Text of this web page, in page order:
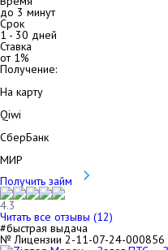
до 3 минут
Срок
1- 30 дней
Ставка
от 1%
Получение:
На карту
Qiwi
СберБанк
МИР
Получить займ
4.3
Читать все отзывы (12)
#быстрая выдача
№ Лицензии 2-11-07-24-000856